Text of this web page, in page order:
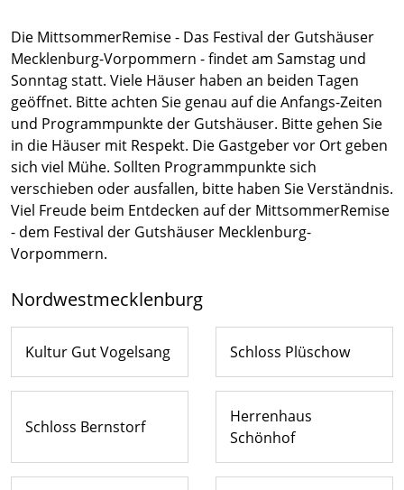
Die MittsommerRemise - Das Festival der Gutshäuser
Mecklenburg-Vorpommern - findet am Samstag und
Sonntag statt. Viele Häuser haben an beiden Tagen
geöffnet. Bitte achten Sie genau auf die Anfangs-Zeiten
und Programmpunkte der Gutshäuser. Bitte gehen Sie
in die Häuser mit Respekt. Die Gastgeber vor Ort geben
sich viel Mühe. Sollten Programmpunkte sich
verschieben oder ausfallen, bitte haben Sie Verständnis.
Viel Freude beim Entdecken auf der MittsommerRemise
- dem Festival der Gutshäuser Mecklenburg-
Vorpommern.
Nordwestmecklenburg
Kultur Gut Vogelsang Schloss Plüschow
Schloss Bernstorf
Herrenhaus
Schönhof